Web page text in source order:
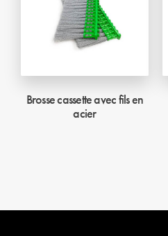
Brosse cassette avec fils en
acier